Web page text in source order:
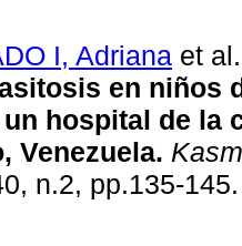
I, Adriana et al.
en niños
hospital de la
Venezuela.
n.2, pp.135-